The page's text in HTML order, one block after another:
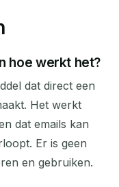
hoe werkt het?
dat direct een
Het werkt
dat emails kan
Er is geen
en gebruiken.